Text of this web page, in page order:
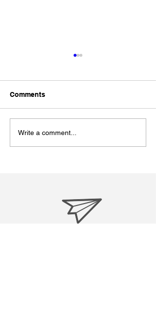
松江あさんぽ8日目？なん
か日にちずれた？
Comments
Write a comment...